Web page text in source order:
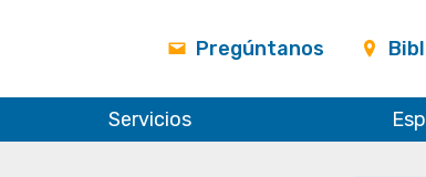
Pregúntanos
Servicios